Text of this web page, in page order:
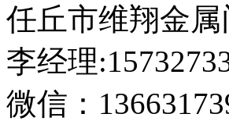
任丘市维翔金属
李经理
微信：